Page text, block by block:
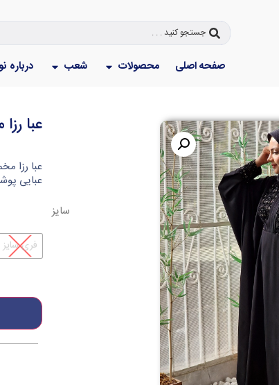
صفحه اصلی محصولات شعب درباره
عبا
عبایی
سایز
فری سایز